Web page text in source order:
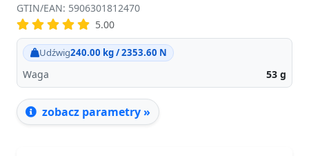
GTIN/EAN: 5906301812470
5.00
Udźwig240.00 kg / 2353.60 N
Waga 53 g
zobacz parametry »